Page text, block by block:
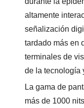
altamente
señalización
tardado más en
terminales de
de la tecnología
La gama de
más de 1000